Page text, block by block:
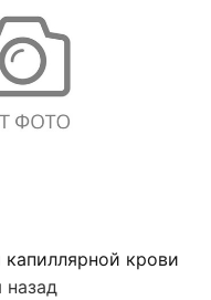
крови
назад